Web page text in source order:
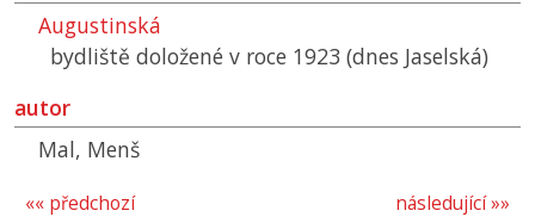
Augustinská
bydliště doložené v roce 1923 (dnes Jaselská)
autor
Mal, Menš
následující »»
«« předchozí